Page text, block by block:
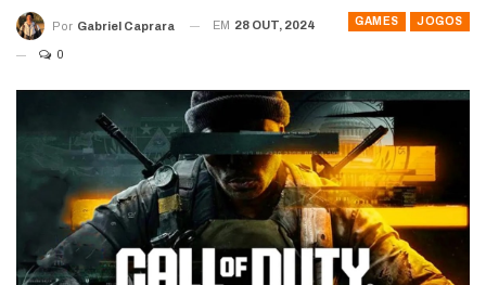
GAMES JOGOS
Por Gabriel Caprara EM 28 OUT, 2024
0